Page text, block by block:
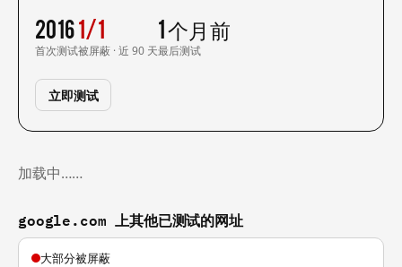
2016
首次测试
1/1
被屏蔽 · 近 90 天
1 个月前
最后测试
立即测试
加载中……
google.com 上其他已测试的网址
大部分被屏蔽